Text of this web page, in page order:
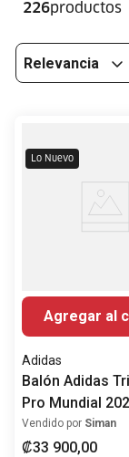
226
Relevancia
Lo Nuevo
Agregar al
Adidas
Balón Adidas
Pro Mundial
Edición especial
multicolor
Vendido por Siman
₡33 900,00